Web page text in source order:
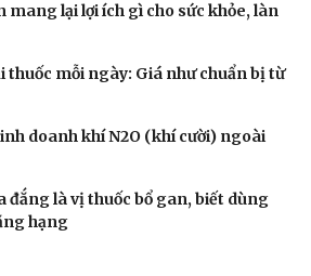
mang lại lợi ích gì cho sức khỏe, làn
thuốc mỗi ngày: Giá như chuẩn bị từ
doanh khí N2O (khí cười) ngoài
đắng là vị thuốc bổ gan, biết dùng
hạng